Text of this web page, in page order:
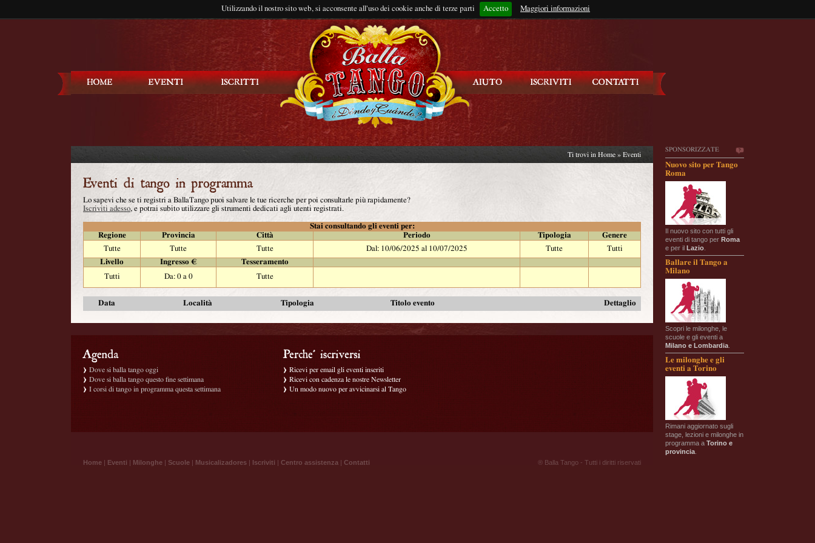
Utilizzando il nostro sito web, si acconsente all'uso dei cookie anche di terze parti Accetto Maggiori informazioni
Rimani connesso?
SPONSORIZZATE
Nuovo sito per Tango
Roma
Il nuovo sito con tutti gli
eventi di tango per Roma
e per il Lazio
Ballare il Tango a
Milano
Scopri le milonghe, le
scuole e gli eventi a
Milano e Lombardia
Le milonghe e gli
eventi a Torino
Rimani aggiornato sugli
stage, lezioni e milonghe in
programma a Torino e
provincia
Ti trovi in Home » Eventi
Lo sapevi che se ti registri a BallaTango puoi salvare le tue ricerche per poi consultarle più rapidamente?
Iscriviti adesso, e potrai subito utilizzare gli strumenti dedicati agli utenti registrati.
Stai consultando gli eventi per:
Regione
Provincia Città Periodo Tipologia
Genere
Tutte
Tutte Tutte Dal: 10/06/2025 al 10/07/2025 Tutte
Tutti
Livello
Ingresso €
Tesseramento
Tutti
Da: 0 a 0 Tutte
Data Località Tipologia Titolo evento Dettaglio
Dove si balla tango oggi
Dove si balla tango questo fine settimana
I corsi di tango in programma questa settimana
Ricevi per email gli eventi inseriti
Ricevi con cadenza le nostre Newsletter
Un modo nuovo per avvicinarsi al Tango
Home | Eventi | Milonghe | Scuole | Musicalizadores | Iscriviti | Centro assistenza | Contatti ® Balla Tango - Tutti i diritti riservati